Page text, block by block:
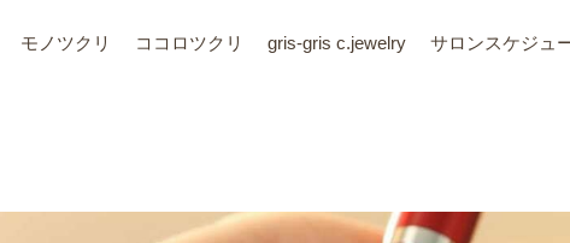
モノツクリ ココロツクリ gris-gris c.jewelry サロンスケジュ